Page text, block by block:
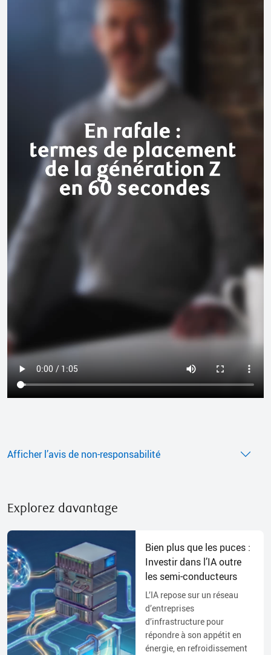
Afficher l’avis de non-responsabilité
Explorez davantage
Bien plus que les puces :
Investir dans l’IA outre
les semi-conducteurs
L’IA repose sur un réseau
d’entreprises
d’infrastructure pour
répondre à son appétit en
énergie, en refroidissement